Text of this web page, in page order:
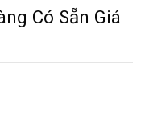
Có Sẵn Giá